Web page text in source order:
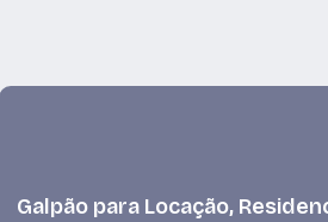
Galpão para Locação,